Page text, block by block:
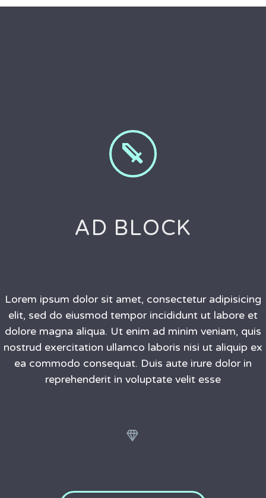


AD BLOCK
Lorem ipsum dolor sit amet, consectetur adipisicing
elit, sed do eiusmod tempor incididunt ut labore et
dolore magna aliqua. Ut enim ad minim veniam, quis
nostrud exercitation ullamco laboris nisi ut aliquip ex
ea commodo consequat. Duis aute irure dolor in
reprehenderit in voluptate velit esse

